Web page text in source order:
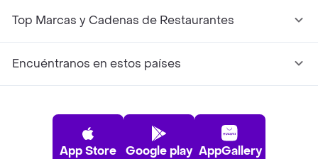
Top Marcas y Cadenas de Restaurantes
Encuéntranos en estos países
App Store Google play AppGallery